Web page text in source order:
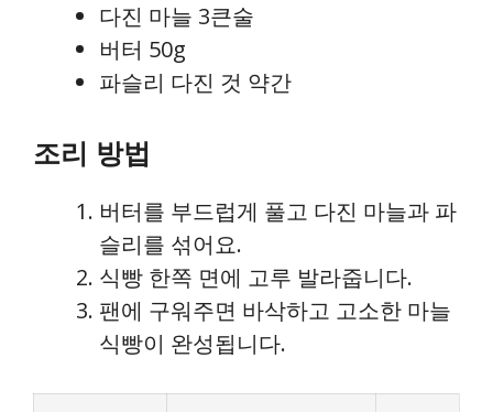
다진 마늘 3큰술
버터 50g
파슬리 다진 것 약간
조리 방법
버터를 부드럽게 풀고 다진 마늘과 파
슬리를 섞어요.
식빵 한쪽 면에 고루 발라줍니다.
팬에 구워주면 바삭하고 고소한 마늘
식빵이 완성됩니다.